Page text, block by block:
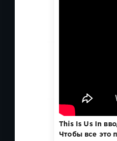
This Is Us In
Чтобы все это